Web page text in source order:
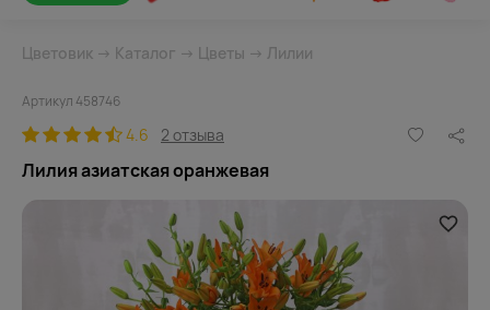
Цветовик → Каталог → Цветы → Лилии
Артикул 458746
4.6 2 отзыва
Лилия азиатская оранжевая